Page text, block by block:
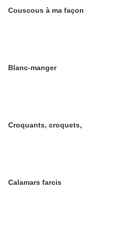
Couscous à ma façon
Blanc-manger
Croquants, croquets,
Calamars farcis